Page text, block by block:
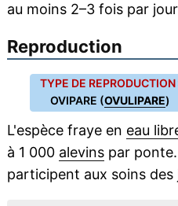
au moins 2–3 fois par
Reproduction
TYPE DE REPRODUCTION
OVIPARE (OVULIPARE)
L'espèce fraye en eau
à 1 000 alevinspar ponte.
participent aux soins des